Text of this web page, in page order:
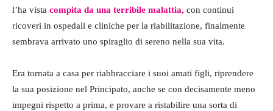
l’ha vista compita da una terribile malattia, con continui
ricoveri in ospedali e cliniche per la riabilitazione, finalmente
sembrava arrivato uno spiraglio di sereno nella sua vita.
Era tornata a casa per riabbracciare i suoi amati figli, riprendere
la sua posizione nel Principato, anche se con decisamente meno
impegni rispetto a prima, e provare a ristabilire una sorta di